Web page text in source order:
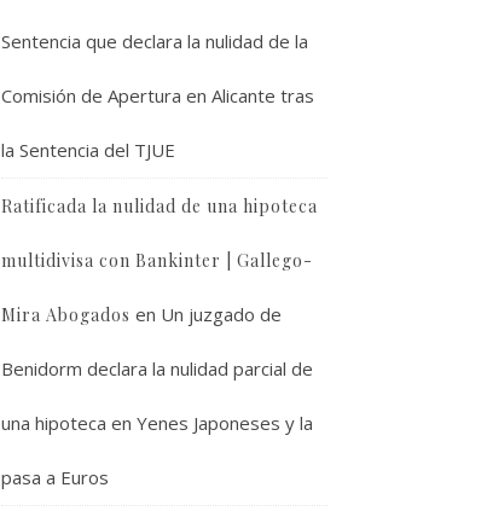
Sentencia que declara la nulidad de la
Comisión de Apertura en Alicante tras
la Sentencia del TJUE
Ratificada la nulidad de una hipoteca
multidivisa con Bankinter | Gallego-
Mira Abogados en Un juzgado de
Benidorm declara la nulidad parcial de
una hipoteca en Yenes Japoneses y la
pasa a Euros